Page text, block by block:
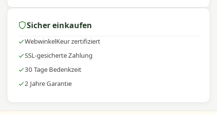
Sicher einkaufen
WebwinkelKeur zertifiziert
SSL-gesicherte Zahlung
30 Tage Bedenkzeit
2 Jahre Garantie